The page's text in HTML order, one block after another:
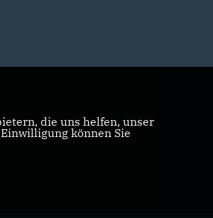
die uns helfen, unser
können Sie